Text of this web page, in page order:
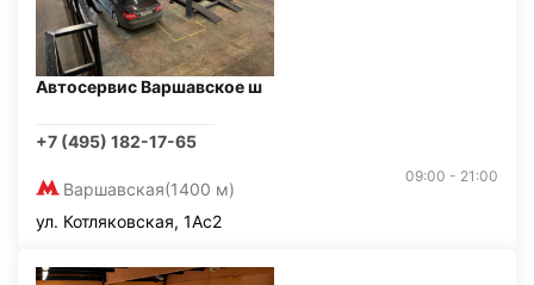
Автосервис Варшавское ш
+7 (495) 182-17-65
Варшавская(1400 м)
09:00 - 21:00
ул. Котляковская, 1Ас2